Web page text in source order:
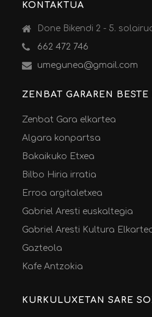
KONTAKTUA
Done Bikendi 2 - 5.
662 472 746
umegunea@gmail.com
ZENBAT GARAREN
Zenbat Gara elkartea
Algara konpartsa
Bakaikuko Etxea
Bilbo Hiria irratia
Erroa argitaletxea
Gabriel Aresti euskaltegia
Gabriel Aresti Kultura
Gazteola
Kafe Antzokia
KURKULUXETAN SARE